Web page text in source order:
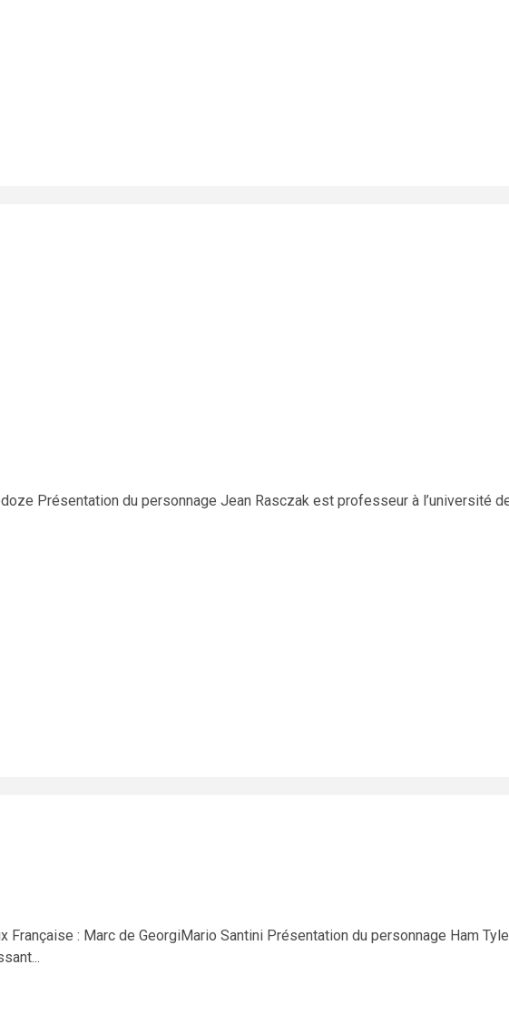
Présentation du personnage Jean Rasczak est professeur à l’université
Française : Marc de GeorgiMario Santini Présentation du personnage Ham